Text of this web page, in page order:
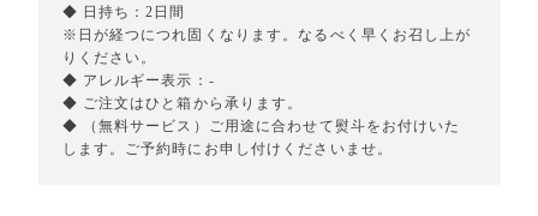
◆ 日持ち：2日間
※日が経つにつれ固くなります。なるべく早くお召し上が
りください。
◆ アレルギー表示：-
◆ ご注文はひと箱から承ります。
◆ （無料サービス）ご用途に合わせて熨斗をお付けいた
します。ご予約時にお申し付けくださいませ。